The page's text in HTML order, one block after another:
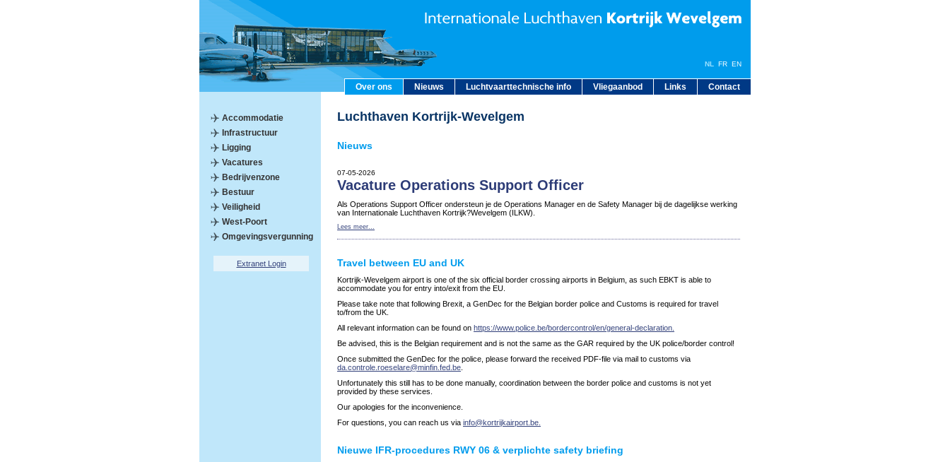
Over ons Nieuws Luchtvaarttechnische info Vliegaanbod Links Contact
NL FR EN
Accommodatie
Infrastructuur
Ligging
Vacatures
Bedrijvenzone
Bestuur
Veiligheid
West-Poort
Omgevingsvergunning
Extranet Login
Luchthaven Kortrijk-Wevelgem
Nieuws
07-05-2026
Vacature Operations Support Officer
Als Operations Support Officer ondersteun je de Operations Manager en de Safety Manager bij de dagelijkse werking
van Internationale Luchthaven Kortrijk?Wevelgem (ILKW).
Lees meer...
Travel between EU and UK
Kortrijk-Wevelgem airport is one of the six official border crossing airports in Belgium, as such EBKT is able to
accommodate you for entry into/exit from the EU.
Please take note that following Brexit, a GenDec for the Belgian border police and Customs is required for travel
to/from the UK.
All relevant information can be found on https://www.police.be/bordercontrol/en/general-declaration.
Be advised, this is the Belgian requirement and is not the same as the GAR required by the UK police/border control!
Once submitted the GenDec for the police, please forward the received PDF-file via mail to customs via
da.controle.roeselare@minfin.fed.be
Unfortunately this still has to be done manually, coordination between the border police and customs is not yet
provided by these services.
Our apologies for the inconvenience.
For questions, you can reach us via info@kortrijkairport.be.
Nieuwe IFR-procedures RWY 06 & verplichte safety briefing